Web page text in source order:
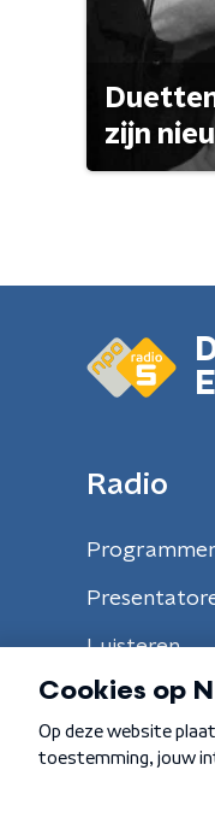
zijn
Radio
Luisteren
Algemene